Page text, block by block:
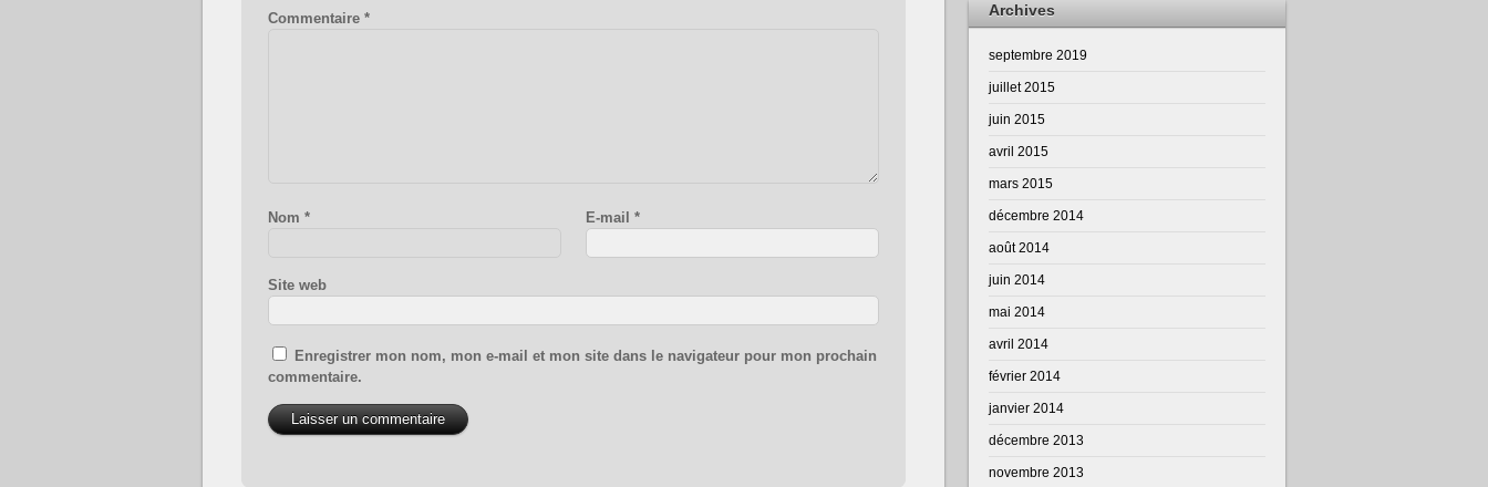
Commentaire *
Nom * E-mail*
Site web
Enregistrer mon nom, mon e-mail et mon site dans le navigateur pour mon prochain
commentaire.
Archives
septembre 2019
juillet 2015
juin 2015
avril 2015
mars 2015
décembre 2014
août 2014
juin 2014
mai 2014
avril 2014
février 2014
janvier 2014
décembre 2013
novembre 2013